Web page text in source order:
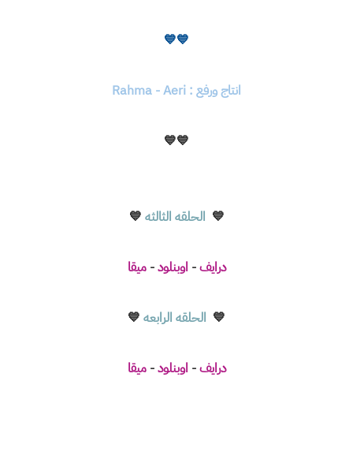
💙
💙
انتاج ورفع : Rahma - Aeri
💙
💙
💙 الحلقه الثالثه 💙
درايف- اوبنلود- ميقا
💙 الحلقه الرابعه 💙
درايف- اوبنلود-ميقا